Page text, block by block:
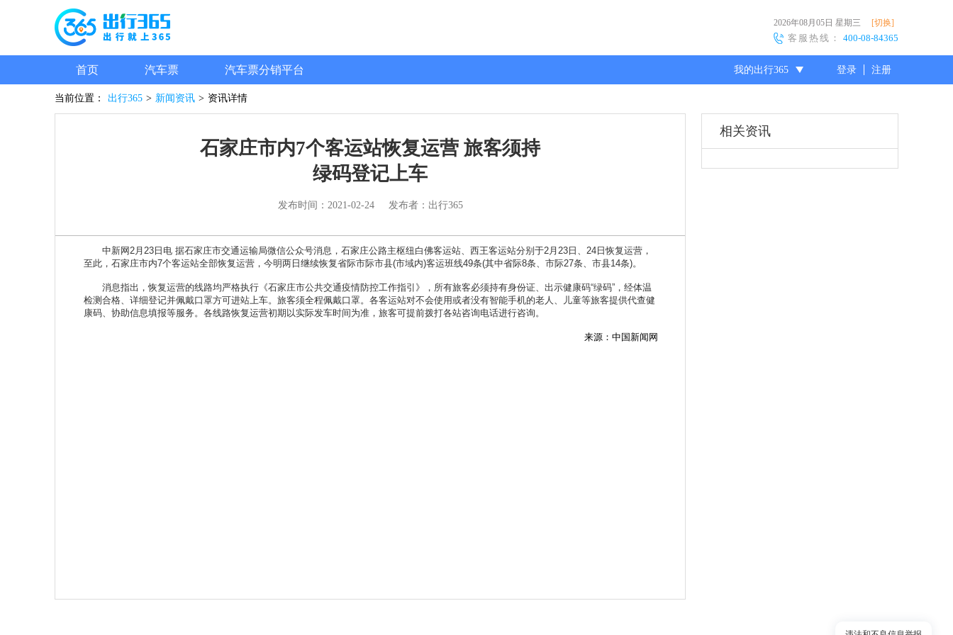
2026年08月05日 星期三 [切换]
客服热线： 400-08-84365
首页 汽车票 汽车票分销平台 我的出行365 登录 注册
当前位置： 出行365 > 新闻资讯 > 资讯详情
石家庄市内7个客运站恢复运营 旅客须持
绿码登记上车
发布时间： 2021-02-24发布者：出行365
中新网2月23日电 据石家庄市交通运输局微信公众号消息，石家庄公路主枢纽白佛客运站、西王客运站分别于2月23日、24日恢复运营，
至此，石家庄市内7个客运站全部恢复运营，今明两日继续恢复省际市际市县(市域内)客运班线49条(其中省际8条、市际27条、市县14条)。
消息指出，恢复运营的线路均严格执行《石家庄市公共交通疫情防控工作指引》，所有旅客必须持有身份证、出示健康码“绿码”，经体温
检测合格、详细登记并佩戴口罩方可进站上车。旅客须全程佩戴口罩。各客运站对不会使用或者没有智能手机的老人、儿童等旅客提供代查健
康码、协助信息填报等服务。各线路恢复运营初期以实际发车时间为准，旅客可提前拨打各站咨询电话进行咨询。
来源：中国新闻网
相关资讯